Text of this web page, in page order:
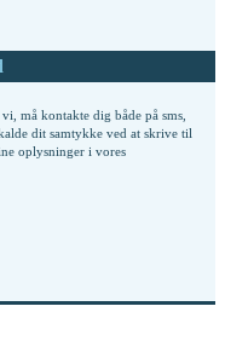
må kontakte dig både på sms,
dit samtykke ved at skrive til
oplysninger i vores